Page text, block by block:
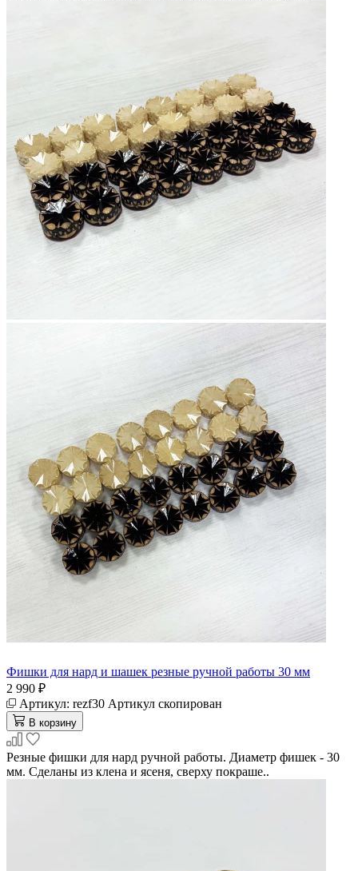
Фишки для нард и шашек резные ручной работы 30 мм
2 990 ₽
Артикул: rezf30 Артикул скопирован
В корзину
Резные фишки для нард ручной работы. Диаметр фишек - 30
мм. Сделаны из клена и ясеня, сверху покраше..